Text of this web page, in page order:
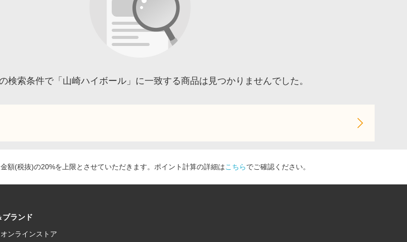
検索条件で「山崎ハイボール」に一致する商品は見つかりませんでした。
額(税抜)の20%を上限とさせていただきます。ポイント計算の詳細はこちらでご確認ください。
ブランド
ンラインストア